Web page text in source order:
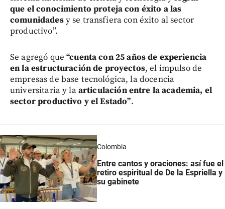
que el conocimiento proteja con éxito a las
comunidadesy se transfiera con éxito al sector
productivo”.
Se agregó que“cuenta con 25 años de experiencia
en la estructuración de proyectos, el impulso de
empresas de base tecnológica, la docencia
universitaria y laarticulación entre la academia, el
sector productivo y el Estado”.
Colombia
Entre cantos y oraciones: así fue el
retiro espiritual de De la Espriella y
su gabinete